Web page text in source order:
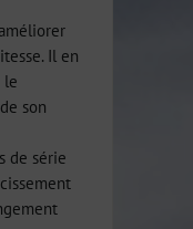
Il en
le
son
de série